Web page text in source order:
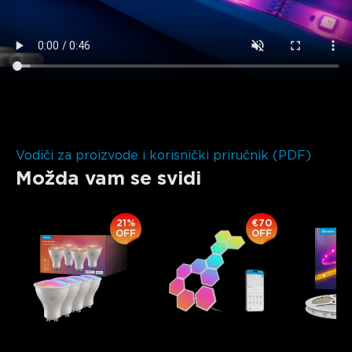
Vodiči za proizvode i korisnički priručnik (PDF)
Možda vam se svidi
21%
OFF
€70
OFF
close